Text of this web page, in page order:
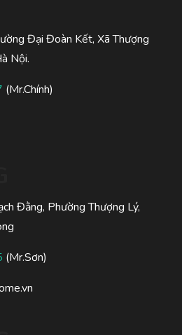
Đại Đoàn Kết, Xã Thượng
Nội.
(Mr.Chính)
Đằng, Phường Thượng Lý,
(Mr.Sơn)